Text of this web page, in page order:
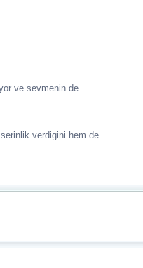
ve sevmenin de...
verdigini hem de...